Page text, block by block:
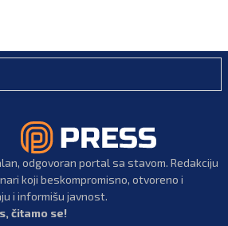
odgovoran portal sa stavom. Redakciju
koji beskompromisno, otvoreno i
i informišu javnost.
čitamo se!